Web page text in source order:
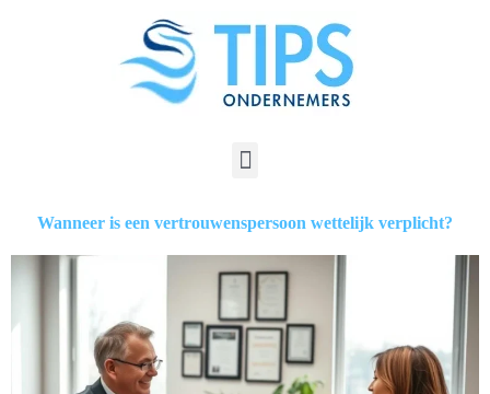
Wanneer is een vertrouwenspersoon wettelijk verplicht?